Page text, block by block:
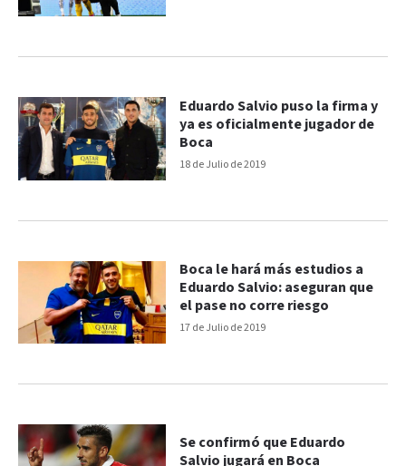
18 de Julio de 2019
Eduardo Salvio puso la firma y
ya es oficialmente jugador de
Boca
17 de Julio de 2019
Boca le hará más estudios a
Eduardo Salvio: aseguran que
el pase no corre riesgo
Se confirmó que Eduardo
Salvio jugará en Boca